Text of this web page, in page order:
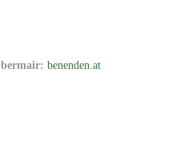
benenden.at